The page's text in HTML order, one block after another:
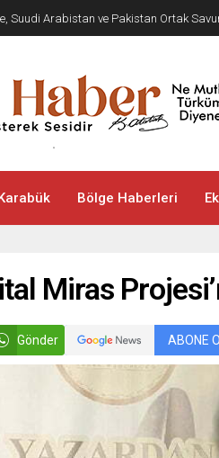
Suudi Arabistan ve Pakistan Ortak
Bölge Haberleri
Miras
Gönder ABONE OL